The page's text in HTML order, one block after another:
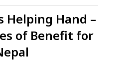
Helping Hand –
of Benefit for